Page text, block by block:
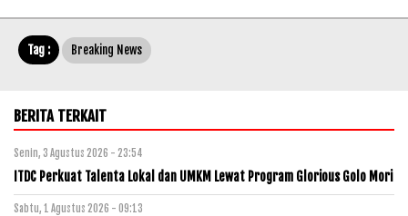
Tag : Breaking News
BERITA TERKAIT
Senin, 3 Agustus 2026 - 23:54
ITDC Perkuat Talenta Lokal dan UMKM Lewat Program Glorious Golo Mori
Sabtu, 1 Agustus 2026 - 09:13